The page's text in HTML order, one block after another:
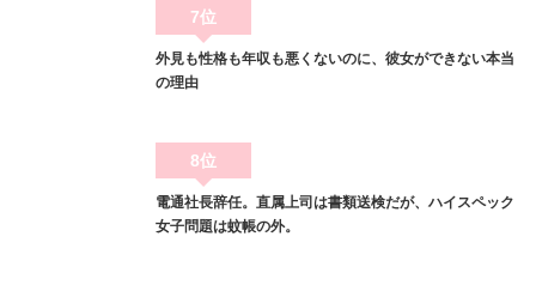
7位
外見も性格も年収も悪くないのに、彼女ができない本当
の理由
8位
電通社長辞任。直属上司は書類送検だが、ハイスペック
女子問題は蚊帳の外。